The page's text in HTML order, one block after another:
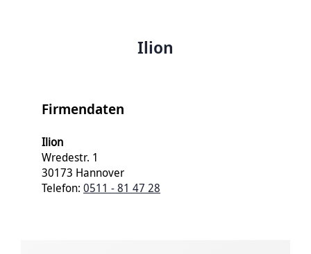
Ilion
Firmendaten
Ilion
Wredestr. 1
30173 Hannover
Telefon: 0511 - 81 47 28